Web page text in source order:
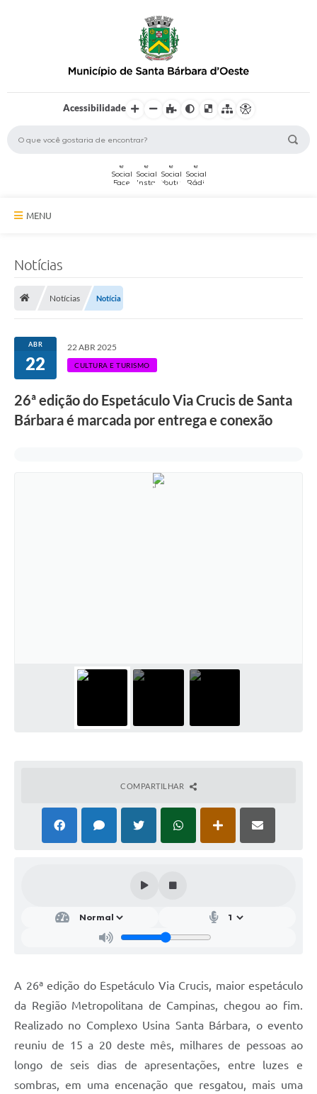
Acessibilidade
MENU
Serviços Online
Transparência
Legislação
Contato
Plano de Contratações Anuais
Notícias
Notícias Notícia
ABR
22
22 ABR 2025
CULTURA E TURISMO
26ª edição do Espetáculo Via Crucis de Santa
Bárbara é marcada por entrega e conexão
COMPARTILHAR
A 26ª edição do Espetáculo Via Crucis, maior espetáculo
da Região Metropolitana de Campinas, chegou ao fim.
Realizado no Complexo Usina Santa Bárbara, o evento
reuniu de 15 a 20 deste mês, milhares de pessoas ao
longo de seis dias de apresentações, entre luzes e
sombras, em uma encenação que resgatou, mais uma